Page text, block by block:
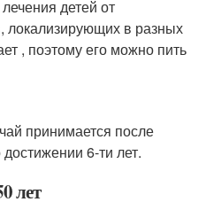
детей от
локализирующих в разных
, поэтому его можно пить
принимается после
6-ти лет.
лет